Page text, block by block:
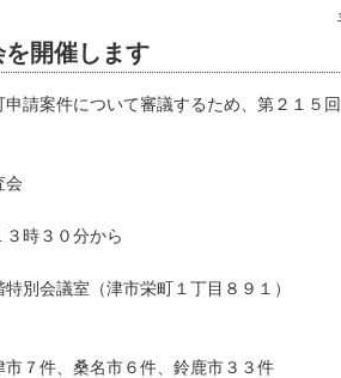
開催します
請案件について審議するため、第２１５
会
時３０分から
会議室（津市栄町１丁目８９１）
件、桑名市６件、鈴鹿市３３件